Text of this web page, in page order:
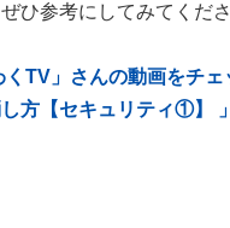
ひ参考にしてみてくださ
TV」さんの動画をチェ
方【セキュリティ①】 」